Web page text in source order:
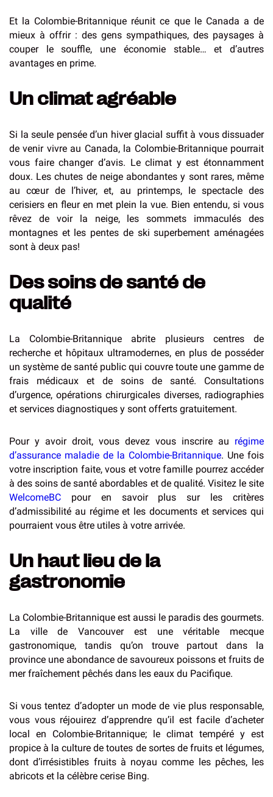
Et la Colombie-Britannique réunit ce que le Canada a de
mieux à offrir : des gens sympathiques, des paysages à
couper le souffle, une économie stable… et d’autres
avantages en prime.
Un climat agréable
Si la seule pensée d’un hiver glacial suffit à vous dissuader
de venir vivre au Canada, la Colombie-Britannique pourrait
vous faire changer d’avis. Le climat y est étonnamment
doux. Les chutes de neige abondantes y sont rares, même
au cœur de l’hiver, et, au printemps, le spectacle des
cerisiers en fleur en met plein la vue. Bien entendu, si vous
rêvez de voir la neige, les sommets immaculés des
montagnes et les pentes de ski superbement aménagées
sont à deux pas!
Des soins de santé de
qualité
La Colombie-Britannique abrite plusieurs centres de
recherche et hôpitaux ultramodernes, en plus de posséder
un système de santé public qui couvre toute une gamme de
frais médicaux et de soins de santé. Consultations
d’urgence, opérations chirurgicales diverses, radiographies
et services diagnostiques y sont offerts gratuitement.
Pour y avoir droit, vous devez vous inscrire au régime
d’assurance maladie de la Colombie-Britannique. Une fois
votre inscription faite, vous et votre famille pourrez accéder
à des soins de santé abordables et de qualité. Visitez le site
WelcomeBC pour en savoir plus sur les critères
d’admissibilité au régime et les documents et services qui
pourraient vous être utiles à votre arrivée.
Un haut lieu de la
gastronomie
La Colombie-Britannique est aussi le paradis des gourmets.
La ville de Vancouver est une véritable mecque
gastronomique, tandis qu’on trouve partout dans la
province une abondance de savoureux poissons et fruits de
mer fraîchement pêchés dans les eaux du Pacifique.
Si vous tentez d’adopter un mode de vie plus responsable,
vous vous réjouirez d’apprendre qu’il est facile d’acheter
local en Colombie-Britannique; le climat tempéré y est
propice à la culture de toutes de sortes de fruits et légumes,
dont d’irrésistibles fruits à noyau comme les pêches, les
abricots et la célèbre cerise Bing.